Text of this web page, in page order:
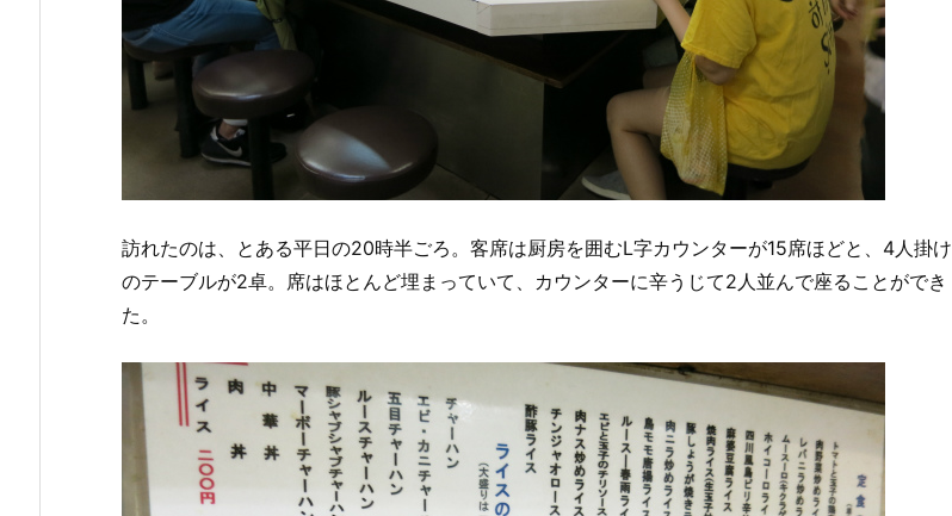
訪れたのは、とある平日の20時半ごろ。客席は厨房を囲むL字カウンターが15席ほどと、4人掛け
のテーブルが2卓。席はほとんど埋まっていて、カウンターに辛うじて2人並んで座ることができ
た。